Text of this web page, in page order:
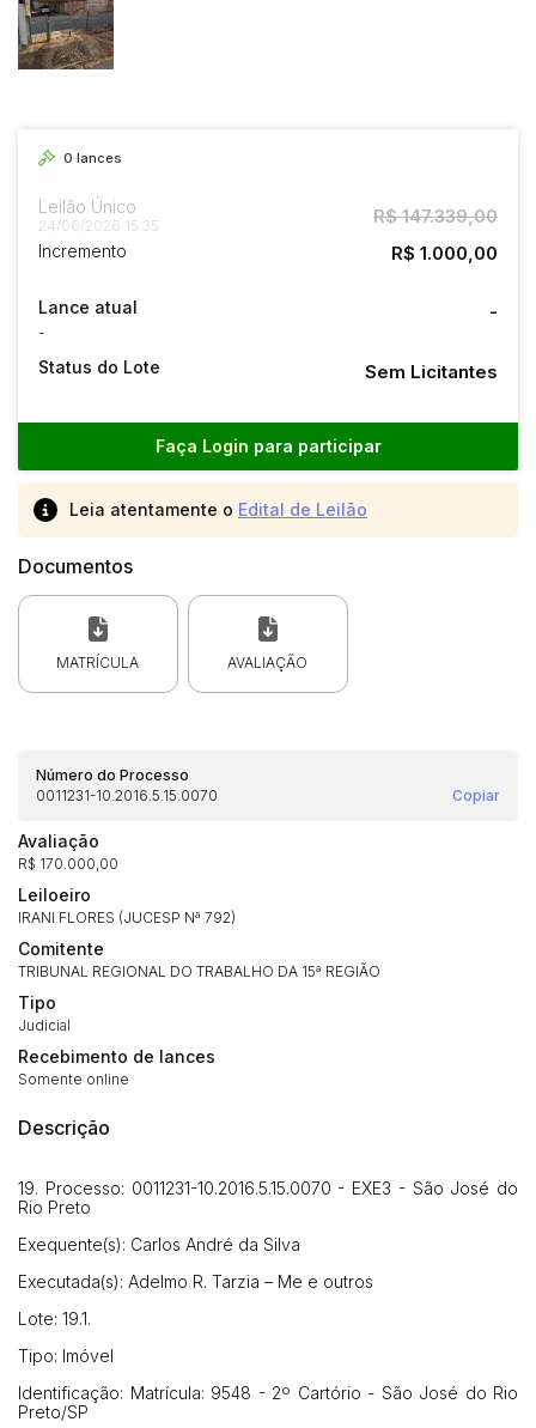
0 lances
Leilão Único
24/06/2026 15:35 R$ 147.339,00
Incremento R$ 1.000,00
Lance atual
-
-
Status do Lote Sem Licitantes
Faça Login para participar
Leia atentamente o Edital de Leilão
Documentos
MATRÍCULA AVALIAÇÃO
Número do Processo
0011231-10.2016.5.15.0070
Copiar
Avaliação
R$ 170.000,00
Leiloeiro
IRANI FLORES (JUCESP Nª 792)
Comitente
TRIBUNAL REGIONAL DO TRABALHO DA 15ª REGIÃO
Tipo
Judicial
Recebimento de lances
Somente online
Descrição
19. Processo: 0011231-10.2016.5.15.0070 - EXE3 - São José do
Rio Preto
Exequente(s): Carlos André da Silva
Executada(s): Adelmo R. Tarzia – Me e outros
Lote: 19.1.
Tipo: Imóvel
Identificação: Matrícula: 9548 - 2º Cartório - São José do Rio
Preto/SP
Envie sua Proposta
(Art. 895, CPC)
Habilite-se para efetuar lances ou